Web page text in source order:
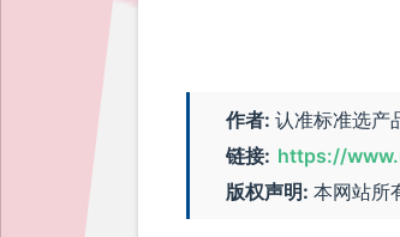
作者:认准标准选产
链接: https://
版权声明:本网站所